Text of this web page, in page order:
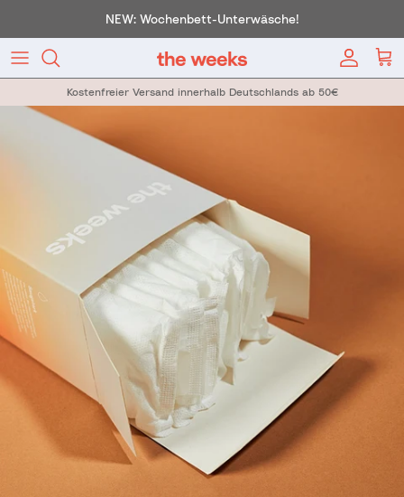
NEW: Wochenbett-Unterwäsche!
Konto
Kostenfreier Versand innerhalb Deutschlands ab 50€
Zu Produktinformationen springen